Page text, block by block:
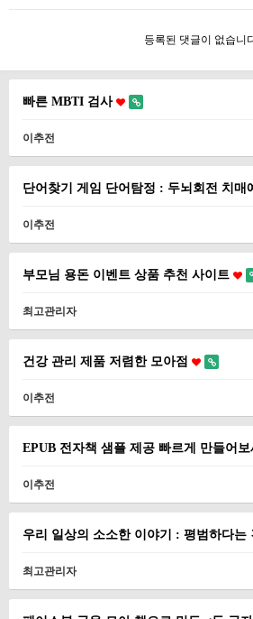
등록된 댓글이 없습니
빠른 MBTI 검사
이추전
단어찾기 게임 단어탐정 : 두뇌회전 치매
이추전
부모님 용돈 이벤트 상품 추천 사이트
최고관리자
건강 관리 제품 저렴한 모아점
이추전
EPUB 전자책 샘플 제공 빠르게 만들어
이추전
우리 일상의 소소한 이야기 : 평범하다는
최고관리자